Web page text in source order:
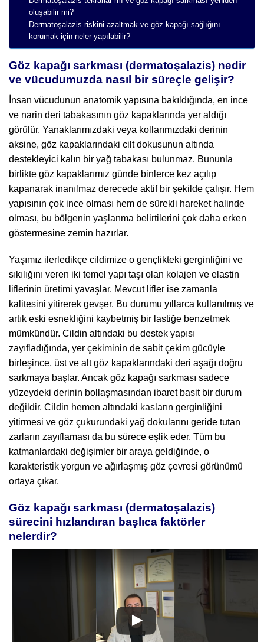
oluşabilir mi?
Dermatoşalazis riskini azaltmak ve göz kapağı sağlığını
korumak için neler yapılabilir?
Göz kapağı sarkması (dermatoşalazis) nedir
ve vücudumuzda nasıl bir süreçle gelişir?
İnsan vücudunun anatomik yapısına bakıldığında, en ince
ve narin deri tabakasının göz kapaklarında yer aldığı
görülür. Yanaklarımızdaki veya kollarımızdaki derinin
aksine, göz kapaklarındaki cilt dokusunun altında
destekleyici kalın bir yağ tabakası bulunmaz. Bununla
birlikte göz kapaklarımız günde binlerce kez açılıp
kapanarak inanılmaz derecede aktif bir şekilde çalışır. Hem
yapısının çok ince olması hem de sürekli hareket halinde
olması, bu bölgenin yaşlanma belirtilerini çok daha erken
göstermesine zemin hazırlar.
Yaşımız ilerledikçe cildimize o gençlikteki gerginliğini ve
sıkılığını veren iki temel yapı taşı olan kolajen ve elastin
liflerinin üretimi yavaşlar. Mevcut lifler ise zamanla
kalitesini yitirerek gevşer. Bu durumu yıllarca kullanılmış ve
artık eski esnekliğini kaybetmiş bir lastiğe benzetmek
mümkündür. Cildin altındaki bu destek yapısı
zayıfladığında, yer çekiminin de sabit çekim gücüyle
birleşince, üst ve alt göz kapaklarındaki deri aşağı doğru
sarkmaya başlar. Ancak göz kapağı sarkması sadece
yüzeydeki derinin bollaşmasından ibaret basit bir durum
değildir. Cildin hemen altındaki kasların gerginliğini
yitirmesi ve göz çukurundaki yağ dokularını geride tutan
zarların zayıflaması da bu sürece eşlik eder. Tüm bu
katmanlardaki değişimler bir araya geldiğinde, o
karakteristik yorgun ve ağırlaşmış göz çevresi görünümü
ortaya çıkar.
Göz kapağı sarkması (dermatoşalazis)
sürecini hızlandıran başlıca faktörler
nelerdir?